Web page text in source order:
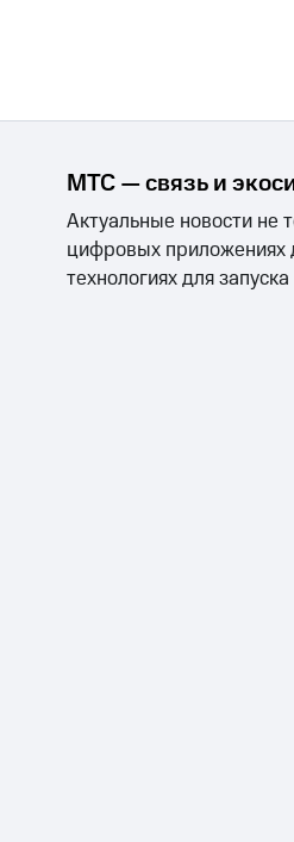
МТС — связь и
Актуальные новости не
цифровых приложениях
технологиях для